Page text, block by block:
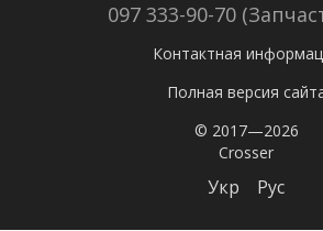
097 333-90-70
Контактная
Полная версия
© 2017—2026
Crosser
Укр Рус